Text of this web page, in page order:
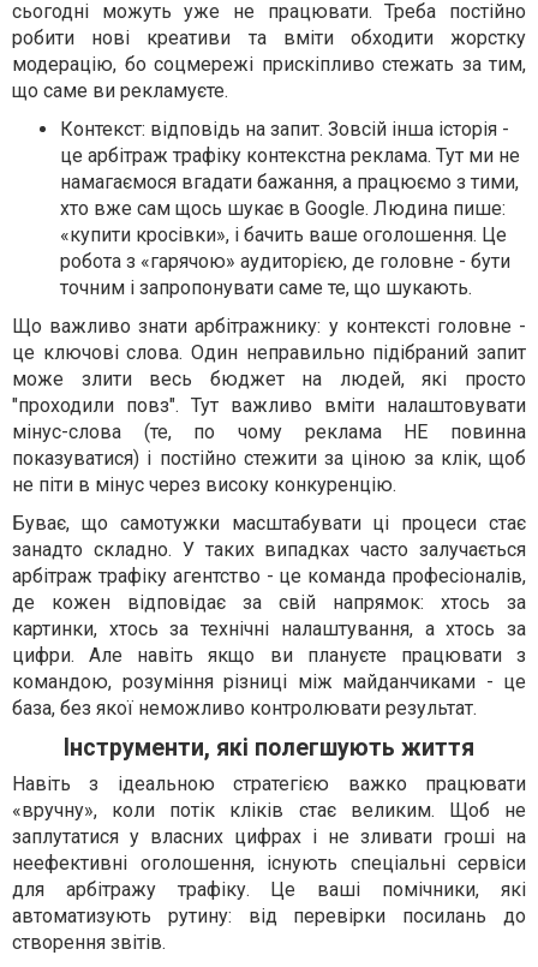
сьогодні можуть уже не працювати. Треба постійно
робити нові креативи та вміти обходити жорстку
модерацію, бо соцмережі прискіпливо стежать за тим,
що саме ви рекламуєте.
Контекст: відповідь на запит. Зовсій інша історія -
це арбітраж трафіку контекстна реклама. Тут ми не
намагаємося вгадати бажання, а працюємо з тими,
хто вже сам щось шукає в Google. Людина пише:
«купити кросівки», і бачить ваше оголошення. Це
робота з «гарячою» аудиторією, де головне - бути
точним і запропонувати саме те, що шукають.
Що важливо знати арбітражнику: у контексті головне -
це ключові слова. Один неправильно підібраний запит
може злити весь бюджет на людей, які просто
"проходили повз". Тут важливо вміти налаштовувати
мінус-слова (те, по чому реклама НЕ повинна
показуватися) і постійно стежити за ціною за клік, щоб
не піти в мінус через високу конкуренцію.
Буває, що самотужки масштабувати ці процеси стає
занадто складно. У таких випадках часто залучається
арбітраж трафіку агентство - це команда професіоналів,
де кожен відповідає за свій напрямок: хтось за
картинки, хтось за технічні налаштування, а хтось за
цифри. Але навіть якщо ви плануєте працювати з
командою, розуміння різниці між майданчиками - це
база, без якої неможливо контролювати результат.
Інструменти, які полегшують життя
Навіть з ідеальною стратегією важко працювати
«вручну», коли потік кліків стає великим. Щоб не
заплутатися у власних цифрах і не зливати гроші на
неефективні оголошення, існують спеціальні сервіси
для арбітражу трафіку. Це ваші помічники, які
автоматизують рутину: від перевірки посилань до
створення звітів.